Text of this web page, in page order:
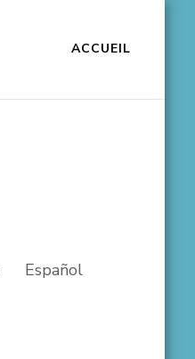
ACCUEIL
Español